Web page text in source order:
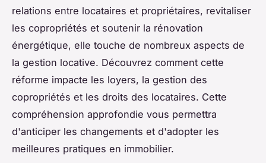
relations entre locataires et propriétaires, revitaliser
les copropriétés et soutenir la rénovation
énergétique, elle touche de nombreux aspects de
la gestion locative. Découvrez comment cette
réforme impacte les loyers, la gestion des
copropriétés et les droits des locataires. Cette
compréhension approfondie vous permettra
d'anticiper les changements et d'adopter les
meilleures pratiques en immobilier.